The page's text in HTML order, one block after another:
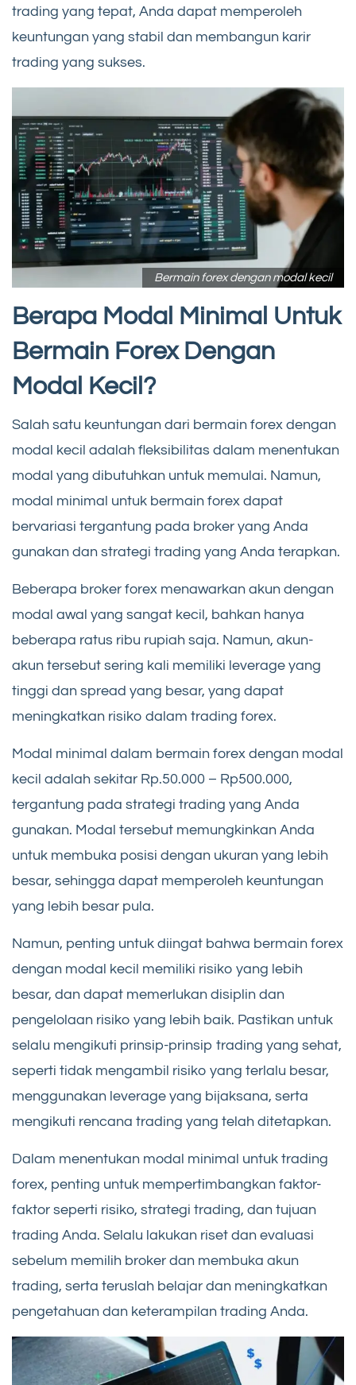
trading yang tepat, Anda dapat memperoleh
keuntungan yang stabil dan membangun karir
trading yang sukses.
Bermain forex dengan modal kecil
Berapa Modal Minimal Untuk
Bermain Forex Dengan
Modal Kecil?
Salah satu keuntungan dari bermain forex dengan
modal kecil adalah fleksibilitas dalam menentukan
modal yang dibutuhkan untuk memulai. Namun,
modal minimal untuk bermain forex dapat
bervariasi tergantung pada broker yang Anda
gunakan dan strategi trading yang Anda terapkan.
Beberapa broker forex menawarkan akun dengan
modal awal yang sangat kecil, bahkan hanya
beberapa ratus ribu rupiah saja. Namun, akun-
akun tersebut sering kali memiliki leverage yang
tinggi dan spread yang besar, yang dapat
meningkatkan risiko dalam trading forex.
Modal minimal dalam bermain forex dengan modal
kecil adalah sekitar Rp.50.000 – Rp500.000,
tergantung pada strategi trading yang Anda
gunakan. Modal tersebut memungkinkan Anda
untuk membuka posisi dengan ukuran yang lebih
besar, sehingga dapat memperoleh keuntungan
yang lebih besar pula.
Namun, penting untuk diingat bahwa bermain forex
dengan modal kecil memiliki risiko yang lebih
besar, dan dapat memerlukan disiplin dan
pengelolaan risiko yang lebih baik. Pastikan untuk
selalu mengikuti prinsip-prinsip trading yang sehat,
seperti tidak mengambil risiko yang terlalu besar,
menggunakan leverage yang bijaksana, serta
mengikuti rencana trading yang telah ditetapkan.
Dalam menentukan modal minimal untuk trading
forex, penting untuk mempertimbangkan faktor-
faktor seperti risiko, strategi trading, dan tujuan
trading Anda. Selalu lakukan riset dan evaluasi
sebelum memilih broker dan membuka akun
trading, serta teruslah belajar dan meningkatkan
pengetahuan dan keterampilan trading Anda.